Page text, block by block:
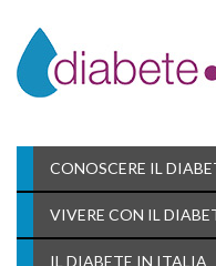
CONOSCERE IL
VIVERE CON IL
IL DIABETE IN ITALIA